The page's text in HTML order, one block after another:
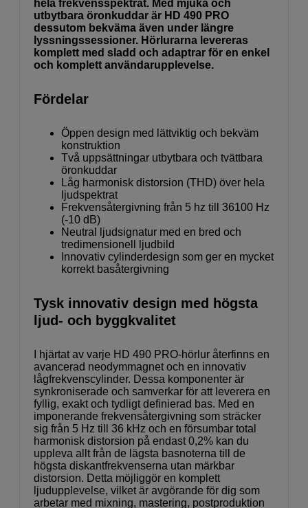
hela frekvensspektrat. Med mjuka och
utbytbara öronkuddar är HD 490 PRO
dessutom bekväma även under längre
lyssningssessioner. Hörlurarna levereras
komplett med sladd och adaptrar för en enkel
och komplett användarupplevelse.
Fördelar
Öppen design med lättviktig och bekväm
konstruktion
Två uppsättningar utbytbara och tvättbara
öronkuddar
Låg harmonisk distorsion (THD) över hela
ljudspektrat
Frekvensåtergivning från 5 hz till 36100 Hz
(-10 dB)
Neutral ljudsignatur med en bred och
tredimensionell ljudbild
Innovativ cylinderdesign som ger en mycket
korrekt basåtergivning
Tysk innovativ design med högsta
ljud- och byggkvalitet
I hjärtat av varje HD 490 PRO-hörlur återfinns en
avancerad neodymmagnet och en innovativ
lågfrekvenscylinder. Dessa komponenter är
synkroniserade och samverkar för att leverera en
fyllig, exakt och tydligt definierad bas. Med en
imponerande frekvensåtergivning som sträcker
sig från 5 Hz till 36 kHz och en försumbar total
harmonisk distorsion på endast 0,2% kan du
uppleva allt från de lägsta basnoterna till de
högsta diskantfrekvenserna utan märkbar
distorsion. Detta möjliggör en komplett
ljudupplevelse, vilket är avgörande för dig som
arbetar med mixning, mastering, postproduktion